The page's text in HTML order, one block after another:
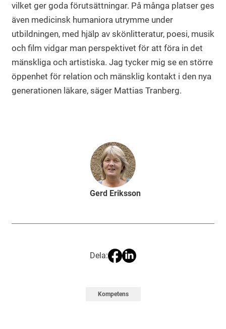
vilket ger goda förutsättningar. På många platser ges
även medicinsk humaniora utrymme under
utbildningen, med hjälp av skönlitteratur, poesi, musik
och film vidgar man perspektivet för att föra in det
mänskliga och artistiska. Jag tycker mig se en större
öppenhet för relation och mänsklig kontakt i den nya
generationen läkare, säger Mattias Tranberg.
Gerd Eriksson
Dela:
Kompetens